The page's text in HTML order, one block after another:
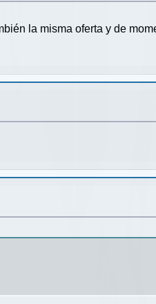
la misma oferta y de